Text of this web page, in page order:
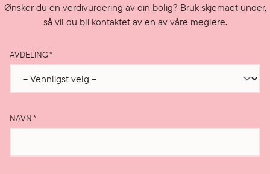
Ønsker du en verdivurdering av din bolig? Bruk skjemaet under,
så vil du bli kontaktet av en av våre meglere.
AVDELING*
NAVN*